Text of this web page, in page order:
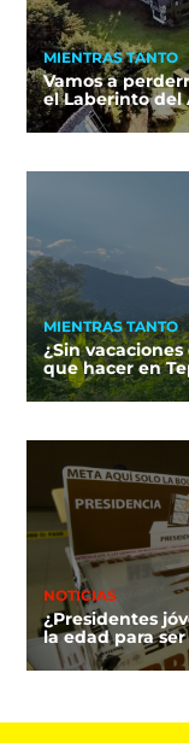
MIENTRAS TANTO
Vamos a
el Laberinto del
MIENTRAS TANTO
¿Sin
que hacer en
NOTICIAS
¿Presidentes
la edad para